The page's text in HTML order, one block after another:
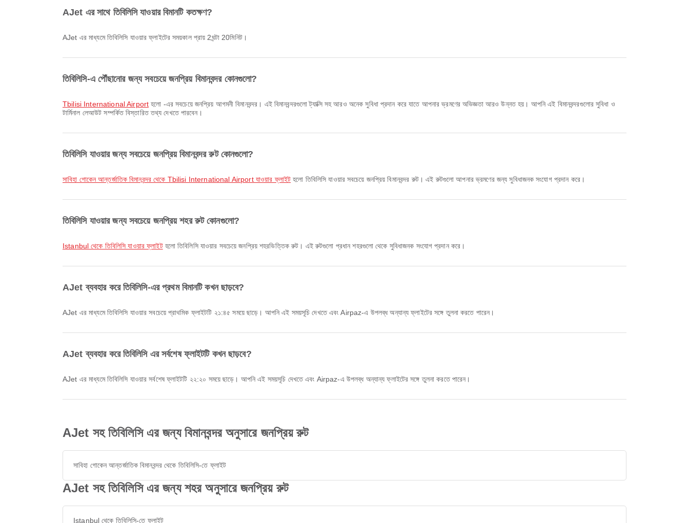
AJet এর সাথে তিবি‌লিসি যাওয়ার বিমানটি কতক্ষণ?
AJet এর মাধ্যমে তিবি‌লিসি যাওয়ার ফ্লাইটের সময়কাল প্রায় 2ঘন্টা 20মিনিট।
তিবি‌লিসি-এ পৌঁছানোর জন্য সবচেয়ে জনপ্রিয় বিমানবন্দর কোনগুলো?
Tbilisi International Airport হলো -এর সবচেয়ে জনপ্রিয় আগমনী বিমানবন্দর। এই বিমানবন্দরগুলো ট্যাক্সি সহ আরও অনেক সুবিধা প্রদান করে যাতে আপনার ভ্রমণের অভিজ্ঞতা আরও উন্নত হয়। আপনি এই বিমানবন্দরগুলোর সুবিধা ও
টার্মিনাল লেআউট সম্পর্কিত বিস্তারিত তথ্য দেখতে পারবেন।
তিবি‌লিসি যাওয়ার জন্য সবচেয়ে জনপ্রিয় বিমানবন্দর রুট কোনগুলো?
সাবিহা গোকেন আন্তর্জাতিক বিমানবন্দর থেকে Tbilisi International Airport যাওয়ার ফ্লাইট হলো তিবি‌লিসি যাওয়ার সবচেয়ে জনপ্রিয় বিমানবন্দর রুট। এই রুটগুলো আপনার ভ্রমণের জন্য সুবিধাজনক সংযোগ প্রদান করে।
তিবি‌লিসি যাওয়ার জন্য সবচেয়ে জনপ্রিয় শহর রুট কোনগুলো?
Istanbul থেকে তিবি‌লিসি যাওয়ার ফ্লাইটহলো তিবি‌লিসি যাওয়ার সবচেয়ে জনপ্রিয় শহরভিত্তিক রুট। এই রুটগুলো প্রধান শহরগুলো থেকে সুবিধাজনক সংযোগ প্রদান করে।
AJet ব্যবহার করে তিবি‌লিসি-এর প্রথম বিমানটি কখন ছাড়বে?
AJet এর মাধ্যমে তিবি‌লিসি যাওয়ার সবচেয়ে প্রাথমিক ফ্লাইটটি ২১:৪৫ সময়ে ছাড়ে। আপনি এই সময়সূচি দেখতে এবং Airpaz-এ উপলব্ধ অন্যান্য ফ্লাইটের সঙ্গে তুলনা করতে পারেন।
AJet ব্যবহার করে তিবি‌লিসি এর সর্বশেষ ফ্লাইটটি কখন ছাড়বে?
AJet এর মাধ্যমে তিবি‌লিসি যাওয়ার সর্বশেষ ফ্লাইটটি ২২:২০ সময়ে ছাড়ে। আপনি এই সময়সূচি দেখতে এবং Airpaz-এ উপলব্ধ অন্যান্য ফ্লাইটের সঙ্গে তুলনা করতে পারেন।
AJet সহ তিবি‌লিসি এর জন্য বিমানবন্দর অনুসারে জনপ্রিয় রুট
সাবিহা গোকেন আন্তর্জাতিক বিমানবন্দর থেকে তিবি‌লিসি-তে ফ্লাইট
AJet সহ তিবি‌লিসি এর জন্য শহর অনুসারে জনপ্রিয় রুট
Istanbul থেকে তিবি‌লিসি-তে ফ্লাইট